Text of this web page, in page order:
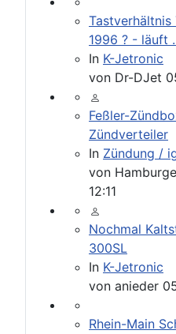
Tastverhältnis
1996 ? - läuft
In K-Jetronic
von Dr-DJet
Feßler-
Zündverteiler
In Zündung /
von
12:11
Nochmal
300SL
In K-Jetronic
von anieder
Rhein-Main